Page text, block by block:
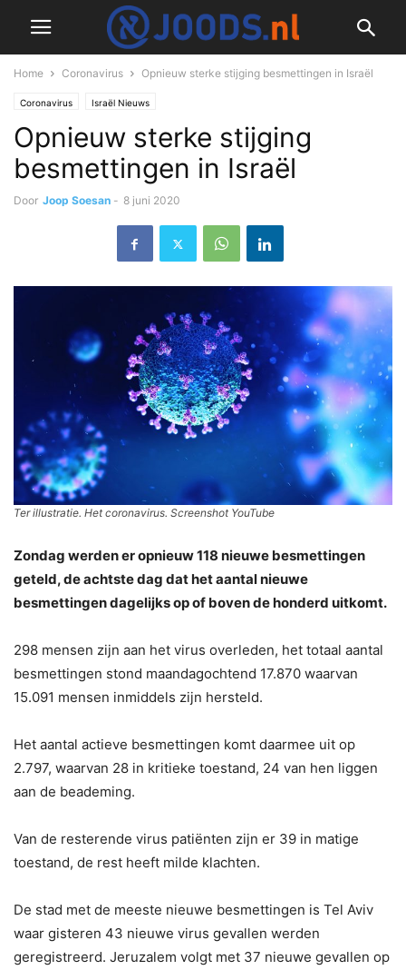
Home Coronavirus Opnieuw sterke stijging besmettingen in Israël
Coronavirus Israël Nieuws
Opnieuw sterke stijging
besmettingen in Israël
Door Joop Soesan - 8 juni 2020
Ter illustratie. Het coronavirus. Screenshot YouTube
Zondag werden er opnieuw 118 nieuwe besmettingen
geteld, de achtste dag dat het aantal nieuwe
besmettingen dagelijks op of boven de honderd uitkomt.
298 mensen zijn aan het virus overleden, het totaal aantal
besmettingen stond maandagochtend 17.870 waarvan
15.091 mensen inmiddels zijn hersteld.
Het aantal actieve besmettingen komt daarmee uit op
2.797, waarvan 28 in kritieke toestand, 24 van hen liggen
aan de beademing.
Van de resterende virus patiënten zijn er 39 in matige
toestand, de rest heeft milde klachten.
De stad met de meeste nieuwe besmettingen is Tel Aviv
waar gisteren 43 nieuwe virus gevallen werden
geregistreerd. Jeruzalem volgt met 37 nieuwe gevallen op